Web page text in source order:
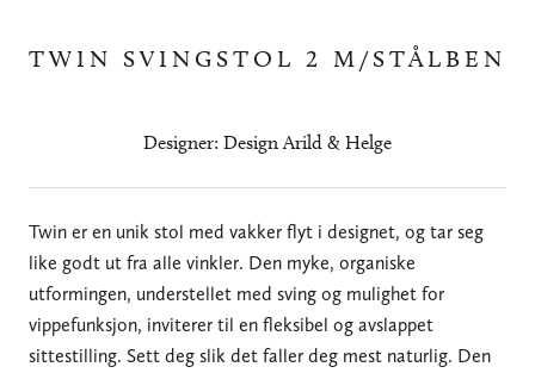
TWIN SVINGSTOL 2 M/STÅLBEN
Designer: Design Arild & Helge
Twin er en unik stol med vakker flyt i designet, og tar seg
like godt ut fra alle vinkler. Den myke, organiske
utformingen, understellet med sving og mulighet for
vippefunksjon, inviterer til en fleksibel og avslappet
sittestilling. Sett deg slik det faller deg mest naturlig. Den